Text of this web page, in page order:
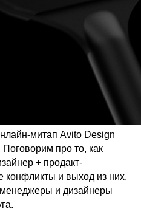
митап Avito Design
Поговорим про то, как
+ продакт-
и выход из них.
и дизайнеры